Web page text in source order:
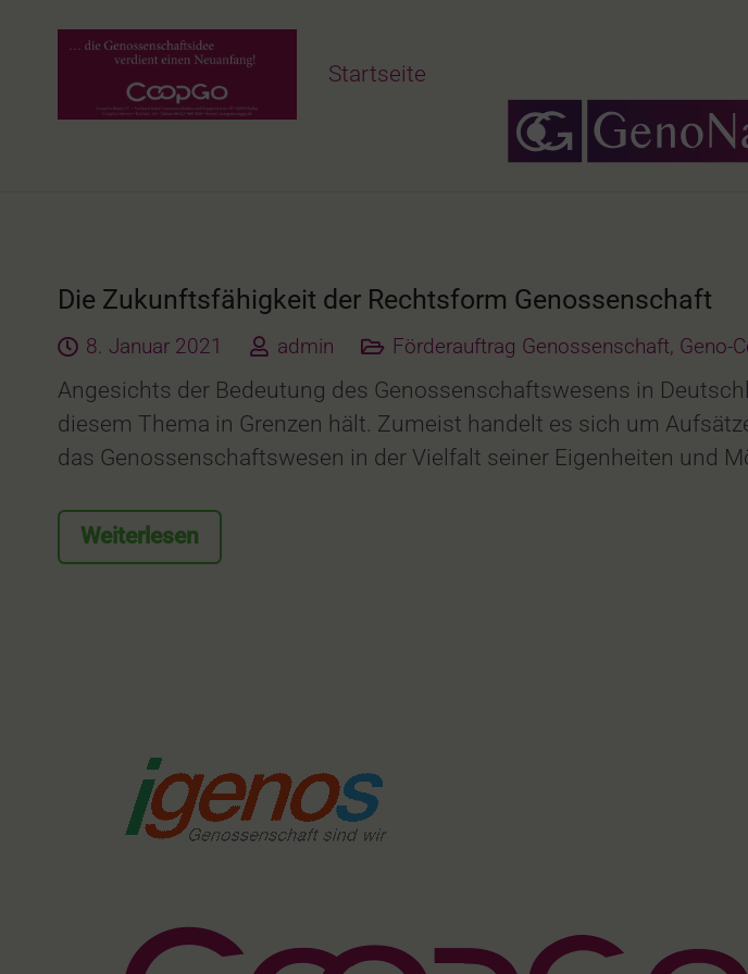
Startseite
Die Zukunftsfähigkeit der Rechtsform Genossenschaft
8. Januar 2021 admin Förderauftrag Genossenschaft, Geno-
Angesichts der Bedeutung des Genossenschaftswesens in
diesem Thema in Grenzen hält. Zumeist handelt es sich um
das Genossenschaftswesen in der Vielfalt seiner Eigenheiten und
Weiterlesen